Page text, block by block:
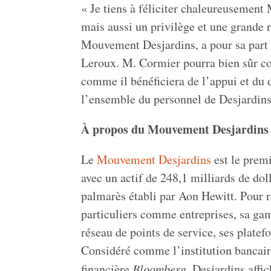
« Je tiens à féliciter
mais aussi un privilège et une grande
Mouvement Desjardins, a pour sa
Leroux. M. Cormier pourra bien sûr
comme il bénéficiera de l’appui et du
l’ensemble du personnel de
À propos du Mouvement Desjardins
LeMouvement Desjardins est le
avec un actif de 248,1 milliards de
palmarès établi parAon Hewitt. Pour
particuliers comme entreprises, sa
réseau de points de service, ses
Considéré comme l’institution